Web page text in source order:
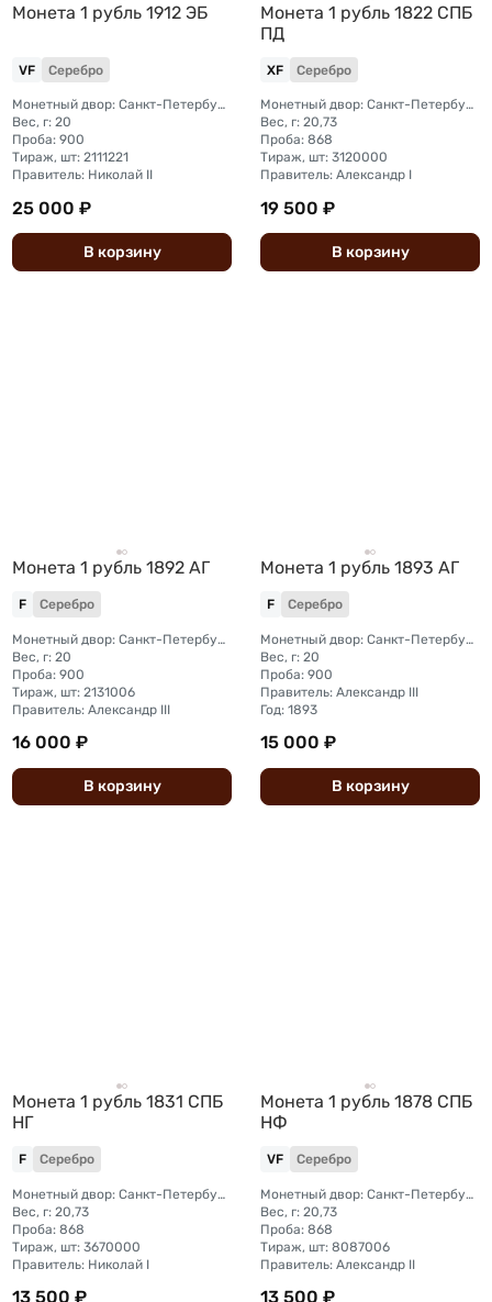
Монета 1 рубль 1912 ЭБ
VF Серебро
Монетный двор: Санкт-Петербургский монетный двор
Вес, г: 20
Проба: 900
Тираж, шт: 2111221
Правитель: Николай II
25 000 ₽
В корзину
Монета 1 рубль 1822 СПБ
ПД
XF Серебро
Монетный двор: Санкт-Петербургский монетный двор
Вес, г: 20,73
Проба: 868
Тираж, шт: 3120000
Правитель: Александр I
19 500 ₽
В корзину
Монета 1 рубль 1892 АГ
F Серебро
Монетный двор: Санкт-Петербургский монетный двор
Вес, г: 20
Проба: 900
Тираж, шт: 2131006
Правитель: Александр III
16 000 ₽
В корзину
Монета 1 рубль 1893 АГ
F Серебро
Монетный двор: Санкт-Петербургский монетный двор
Вес, г: 20
Проба: 900
Правитель: Александр III
Год: 1893
15 000 ₽
В корзину
Монета 1 рубль 1831 СПБ
НГ
F Серебро
Монетный двор: Санкт-Петербургский монетный двор
Вес, г: 20,73
Проба: 868
Тираж, шт: 3670000
Правитель: Николай I
13 500 ₽
Монета 1 рубль 1878 СПБ
НФ
VF Серебро
Монетный двор: Санкт-Петербургский монетный двор
Вес, г: 20,73
Проба: 868
Тираж, шт: 8087006
Правитель: Александр II
13 500 ₽